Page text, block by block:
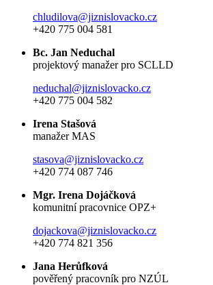
chludilova@jiznislovacko.cz
+420 775 004 581
Bc. Jan Neduchal
projektový manažer pro SCLLD
neduchal@jiznislovacko.cz
+420 775 004 582
Irena Stašová
manažer MAS
stasova@jiznislovacko.cz
+420 774 087 746
Mgr. Irena Dojáčková
komunitní pracovnice OPZ+
dojackova@jiznislovacko.cz
+420 774 821 356
Jana Herůfková
pověřený pracovník pro NZÚL